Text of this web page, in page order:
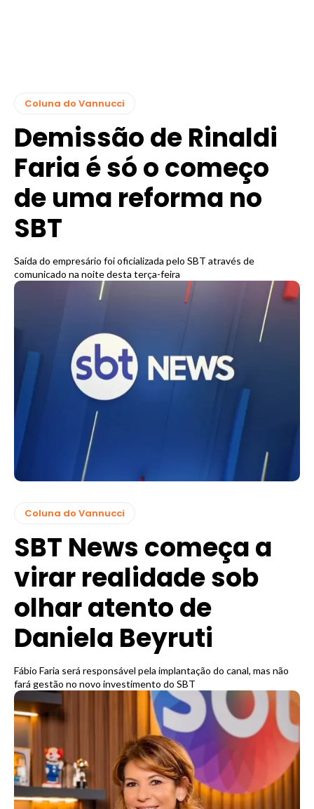
Coluna do Vannucci
Demissão de Rinaldi
Faria é só o começo
de uma reforma no
SBT
Saída do empresário foi oficializada pelo SBT através de
comunicado na noite desta terça-feira
Coluna do Vannucci
SBT News começa a
virar realidade sob
olhar atento de
Daniela Beyruti
Fábio Faria será responsável pela implantação do canal, mas não
fará gestão no novo investimento do SBT